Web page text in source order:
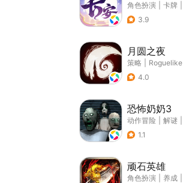
角色扮演 卡牌
3.9
月圆之夜
策略 Roguelike
4.0
恐怖奶奶3
动作冒险 解谜
1.1
顽石英雄
角色扮演 养成